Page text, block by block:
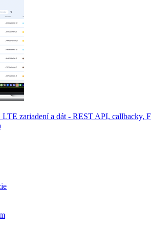
LTE zariadení a dát - REST API, callbacky,